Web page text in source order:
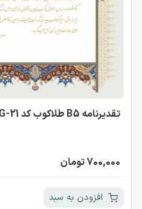
تقدیرنامه B5 طلاکوب کد G-21
700,000 تومان
افزودن به سبد